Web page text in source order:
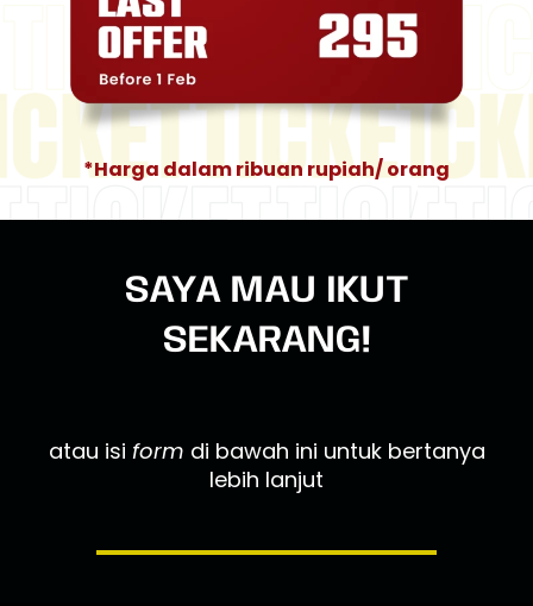
*Harga dalam ribuan rupiah/ orang
SAYA MAU IKUT
SEKARANG!
atau isi form di bawah ini untuk bertanya
lebih lanjut